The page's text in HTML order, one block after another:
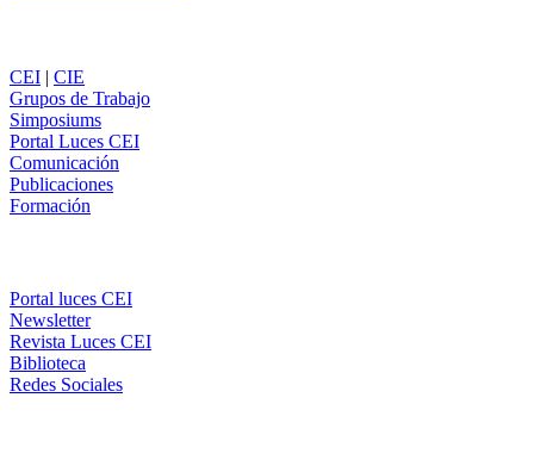
CEI | CIE
Grupos de Trabajo
Simposiums
Portal Luces CEI
Comunicación
Publicaciones
Formación
Portal luces CEI
Newsletter
Revista Luces CEI
Biblioteca
Redes Sociales